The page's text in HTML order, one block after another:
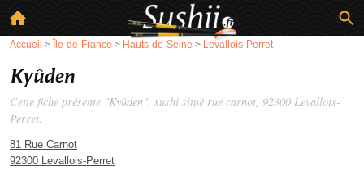
Accueil > Île-de-France > Hauts-de-Seine > Levallois-Perret
Kyûden
Cette fiche présente "Kyûden", sushi situé rue carnot, 92300 Levallois-
Perret.
81 Rue Carnot
92300 Levallois-Perret